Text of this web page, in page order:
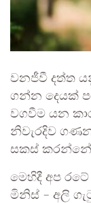
වනජීවී දත්ත
ගන්න දෙයක්
වගවීම යන
නිවැරදිව
සකස් කරන්නේ
මෙහිදී අප
මිනිස් – අලි